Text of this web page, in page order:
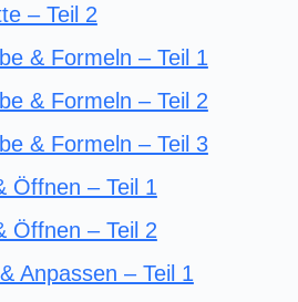
– Teil 2
& Formeln – Teil 1
& Formeln – Teil 2
& Formeln – Teil 3
Öffnen – Teil 1
Öffnen – Teil 2
Anpassen – Teil 1